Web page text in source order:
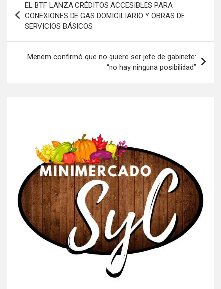
de
entradas
EL BTF LANZA CRÉDITOS ACCESIBLES PARA
CONEXIONES DE GAS DOMICILIARIO Y OBRAS DE
SERVICIOS BÁSICOS
Menem confirmó que no quiere ser jefe de gabinete:
“no hay ninguna posibilidad”